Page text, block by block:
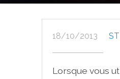
18/10/2013
Lorsque vous